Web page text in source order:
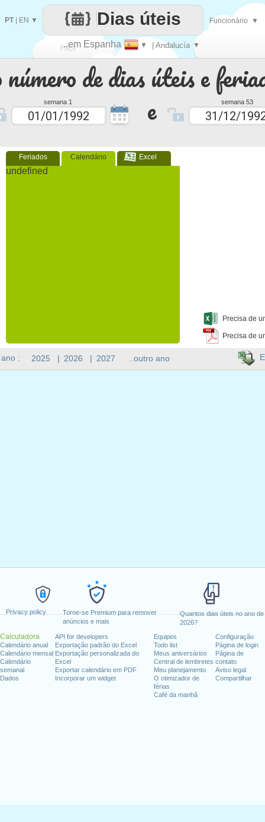
Privacy policy
Torne-se Premium para remover
anúncios e mais
Quantos dias úteis no ano de
2026?
Calculadora
Calendário anual
Calendário mensal
Calendário
semanal
Dados
API for developers
Exportação padrão do Excel
Exportação personalizada do
Excel
Exportar calendário em PDF
Incorporar um widget
Equipes
Todo list
Meus aniversários
Central de lembretes
Meu planejamento
O otimizador de
férias
Café da manhã
Configuração
Página de login
Página de
contato
Aviso legal
Compartilhar
de dias úteis e
semana 1 e semana 53
Feriados Calendário Excel
undefined
Precisa de
Precisa de
Faça
cada
..em Espanha ▼ | Andalucía ▼
Dias úteis
PT| EN ▼ Funcionário ▼
: 2025 | 2026 | 2027 ..outro ano